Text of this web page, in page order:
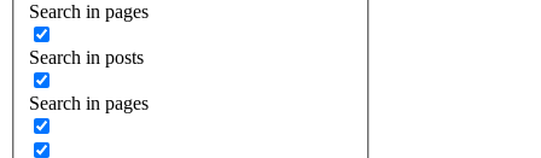
Search in pages
Search in posts
Search in pages